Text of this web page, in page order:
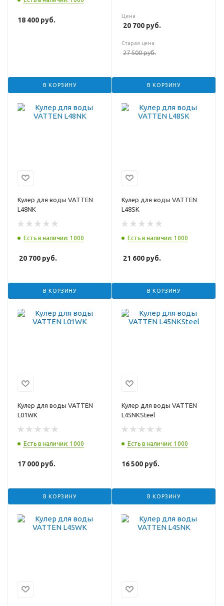
18 400 руб.
В КОРЗИНУ
Цена
20 700 руб.
Старая цена
27 500руб.
В КОРЗИНУ
Кулер для воды VATTEN
L48NK
Есть в наличии: 1000
20 700 руб.
В КОРЗИНУ
Кулер для воды VATTEN
L48SK
Есть в наличии: 1000
21 600 руб.
В КОРЗИНУ
Кулер для воды VATTEN
L01WK
Есть в наличии: 1000
17 000 руб.
В КОРЗИНУ
Кулер для воды VATTEN
L45NKSteel
Есть в наличии: 1000
16 500 руб.
В КОРЗИНУ